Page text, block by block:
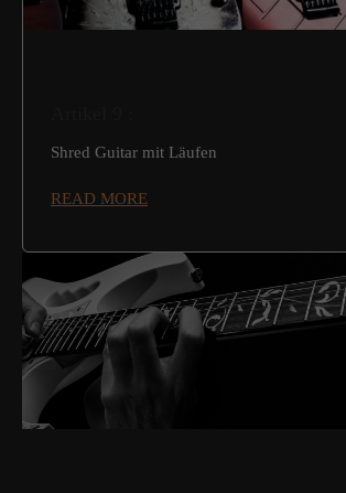
Shred Guitar mit Läufen
READ MORE